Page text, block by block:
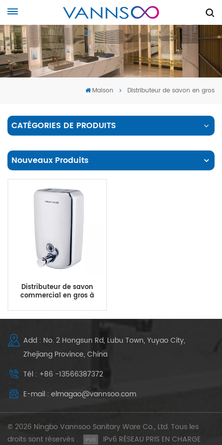
Maison Distributeur de savon en gros
CATÉGORIES DE PRODUITS
Nouveaux Produits
Distributeur de savon
commercial en gros à
usage intensif du
publique
Add : No. 2 Hongsun Rd, Lubu Town, Yuyao City,
Zhejiang Province, China
Tél : +86 -13566387372
E-mail : elmagao@vannsoo.com
© 2026 Ningbo Vannsoo Sanitary Ware Co., Ltd. Tous les
droits sont réservés .
IPv6 RÉSEAU PRIS EN CHARGE